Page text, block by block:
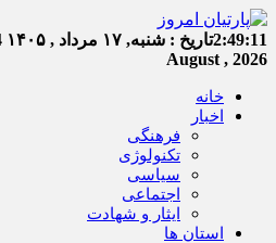
2:49:11تاریخ : شنبه, ۱۷ مرداد , ۱۴۰۵
August , 2026
خانه
اخبار
فرهنگی
تکنولوژی
سیاسی
اجتماعی
ایثار و شهادت
استان ها